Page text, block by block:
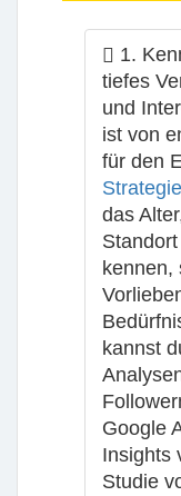
1.
tiefes
und
ist von
für den
Strategie
das
kennen,
kannst
Google
Insights
Studie